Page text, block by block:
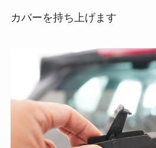
カバーを持ち上げます